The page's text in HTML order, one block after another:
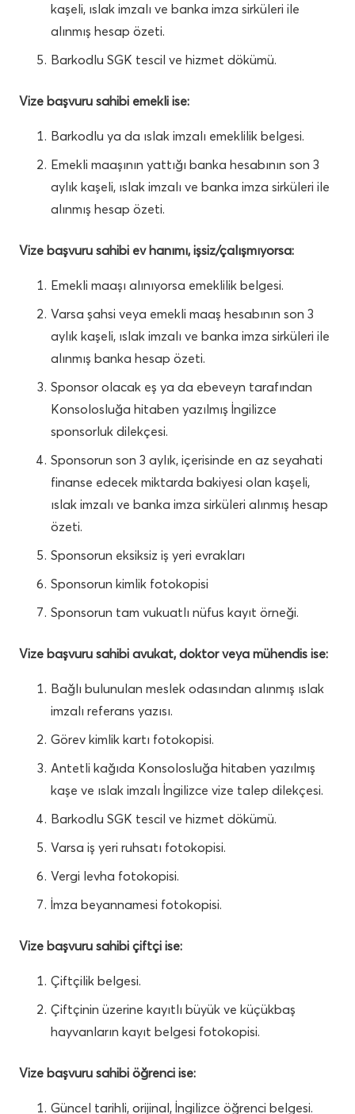
kaşeli, ıslak imzalı ve banka imza sirküleri ile
alınmış hesap özeti.
Barkodlu SGK tescil ve hizmet dökümü.
Vize başvuru sahibi emekli ise:
Barkodlu ya da ıslak imzalı emeklilik belgesi.
Emekli maaşının yattığı banka hesabının son 3
aylık kaşeli, ıslak imzalı ve banka imza sirküleri ile
alınmış hesap özeti.
Vize başvuru sahibi ev hanımı, işsiz/çalışmıyorsa:
Emekli maaşı alınıyorsa emeklilik belgesi.
Varsa şahsi veya emekli maaş hesabının son 3
aylık kaşeli, ıslak imzalı ve banka imza sirküleri ile
alınmış banka hesap özeti.
Sponsor olacak eş ya da ebeveyn tarafından
Konsolosluğa hitaben yazılmış İngilizce
sponsorluk dilekçesi.
Sponsorun son 3 aylık, içerisinde en az seyahati
finanse edecek miktarda bakiyesi olan kaşeli,
ıslak imzalı ve banka imza sirküleri alınmış hesap
özeti.
Sponsorun eksiksiz iş yeri evrakları
Sponsorun kimlik fotokopisi
Sponsorun tam vukuatlı nüfus kayıt örneği.
Vize başvuru sahibi avukat, doktor veya mühendis ise:
Bağlı bulunulan meslek odasından alınmış ıslak
imzalı referans yazısı.
Görev kimlik kartı fotokopisi.
Antetli kağıda Konsolosluğa hitaben yazılmış
kaşe ve ıslak imzalı İngilizce vize talep dilekçesi.
Barkodlu SGK tescil ve hizmet dökümü.
Varsa iş yeri ruhsatı fotokopisi.
Vergi levha fotokopisi.
İmza beyannamesi fotokopisi.
Vize başvuru sahibi çiftçi ise:
Çiftçilik belgesi.
Çiftçinin üzerine kayıtlı büyük ve küçükbaş
hayvanların kayıt belgesi fotokopisi.
Vize başvuru sahibi öğrenci ise:
Güncel tarihli, orijinal, İngilizce öğrenci belgesi.